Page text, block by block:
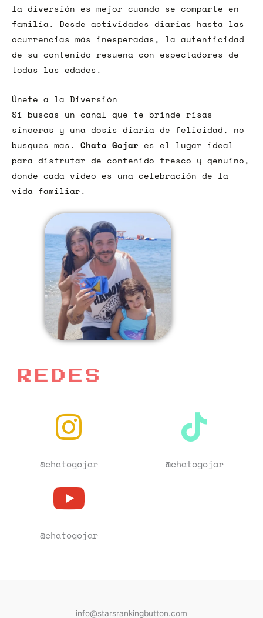
la diversión es mejor cuando se comparte en
familia. Desde actividades diarias hasta las
ocurrencias más inesperadas, la autenticidad
de su contenido resuena con espectadores de
todas las edades.
Únete a la Diversión
Si buscas un canal que te brinde risas
sinceras y una dosis diaria de felicidad, no
busques más. Chato Gojar es el lugar ideal
para disfrutar de contenido fresco y genuino,
donde cada video es una celebración de la
vida familiar.
REDES
@chatogojar @chatogojar
@chatogojar
info@starsrankingbutton.com